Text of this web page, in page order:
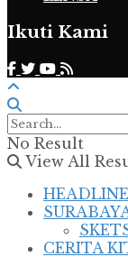
Ikuti Kami
No Result
View All
HEADLINE
CERITA